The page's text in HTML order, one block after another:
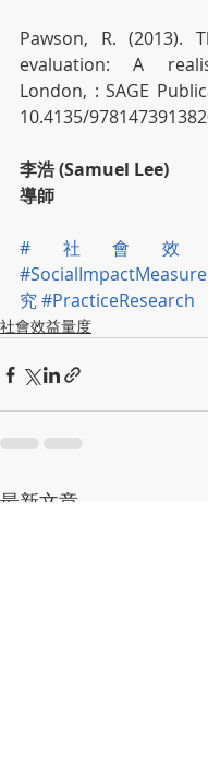
Pawson, R. (2013).
evaluation: A
London, : SAGE
10.4135/
李浩 (Samuel Lee)
導師
#社會效
究#PracticeResearch
社會效益量度
最新文章